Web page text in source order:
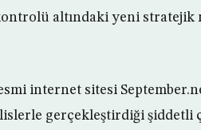
altındaki yeni stratejik
internet sitesi
gerçekleştirdiği şiddetli